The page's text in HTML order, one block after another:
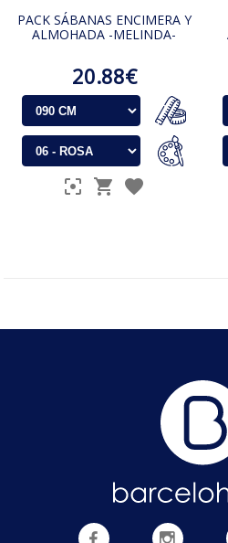
PACK SÁBANAS ENCIMERA Y
ALMOHADA -MELINDA-
20.88€